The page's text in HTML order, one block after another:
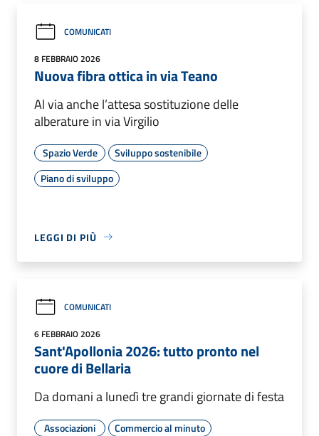
COMUNICATI
8 FEBBRAIO 2026
Nuova fibra ottica in via Teano
Al via anche l’attesa sostituzione delle
alberature in via Virgilio
Spazio Verde
Sviluppo sostenibile
Piano di sviluppo
LEGGI DI PIÙ
COMUNICATI
6 FEBBRAIO 2026
Sant'Apollonia 2026: tutto pronto nel
cuore di Bellaria
Da domani a lunedì tre grandi giornate di festa
Associazioni
Commercio al minuto